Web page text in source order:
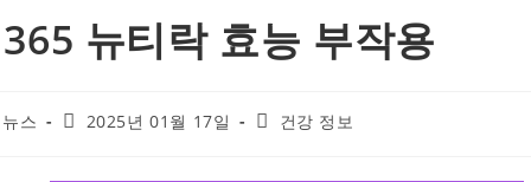
뉴티락 효능 부작용
스
Post2025년 01월 17일
Post건강 정보